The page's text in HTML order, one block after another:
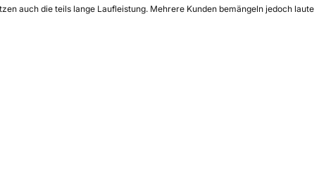
auch die teils lange Laufleistung. Mehrere Kunden bemängeln jedoch laute